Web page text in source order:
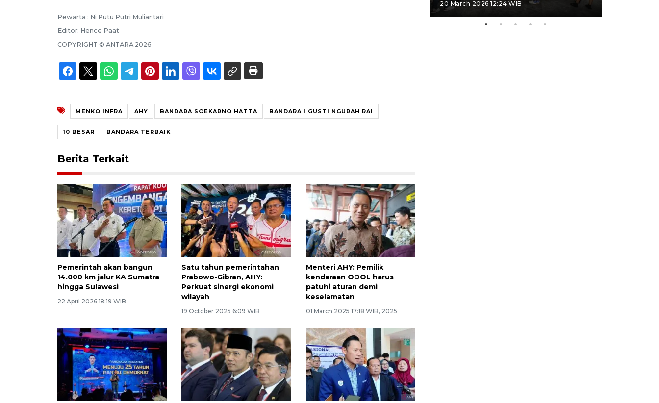
Pewarta : Ni Putu Putri Muliantari
Editor: Hence Paat
COPYRIGHT © ANTARA 2026
MENKO INFRA AHY BANDARA SOEKARNO HATTA BANDARA I GUSTI NGURAH RAI
10 BESAR BANDARA TERBAIK
Berita Terkait
Pemerintah akan bangun
14.000 km jalur KA Sumatra
hingga Sulawesi
22 April 2026 18:19 WIB
Satu tahun pemerintahan
Prabowo-Gibran, AHY:
Perkuat sinergi ekonomi
wilayah
19 October 2025 6:09 WIB
Menteri AHY: Pemilik
kendaraan ODOL harus
patuhi aturan demi
keselamatan
01 March 2025 17:18 WIB, 2025
20 March 2026 12:24 WIB